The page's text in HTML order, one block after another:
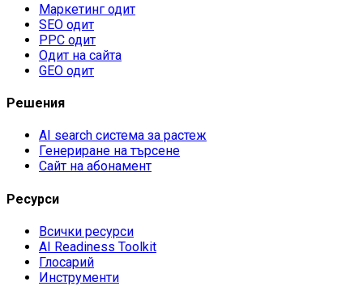
Маркетинг одит
SEO одит
PPC одит
Одит на сайта
GEO одит
Решения
AI search система за растеж
Генериране на търсене
Сайт на абонамент
Ресурси
Всички ресурси
AI Readiness Toolkit
Глосарий
Инструменти